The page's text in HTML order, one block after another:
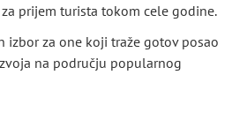
prijem turista tokom cele godine.
za one koji traže gotov posao
na području popularnog